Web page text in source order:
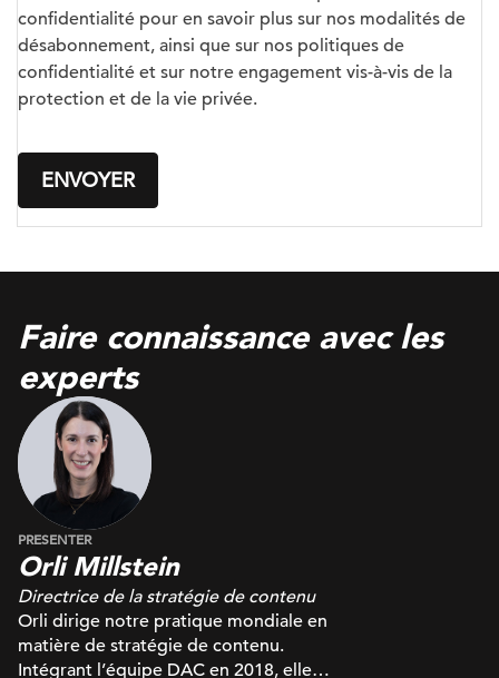
confidentialité pour en savoir plus sur nos modalités de
désabonnement, ainsi que sur nos politiques de
confidentialité et sur notre engagement vis-à-vis de la
protection et de la vie privée.
Faire connaissance avec les
experts
PRESENTER
Orli Millstein
Directrice de la stratégie de contenu
Orli dirige notre pratique mondiale en
matière de stratégie de contenu.
Intégrant l’équipe DAC en 2018, elle